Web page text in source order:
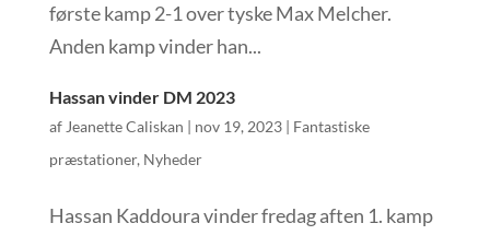
første kamp 2-1 over tyske Max Melcher.
Anden kamp vinder han...
Hassan vinder DM 2023
af Jeanette Caliskan | nov 19, 2023| Fantastiske
præstationer, Nyheder
Hassan Kaddoura vinder fredag aften 1. kamp